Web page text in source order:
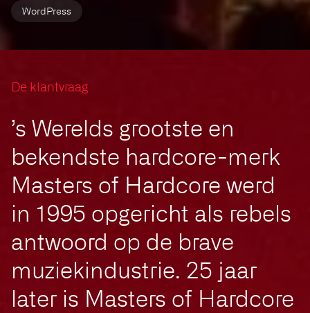
WordPress
De klantvraag
’s Werelds grootste en
bekendste hardcore-merk
Masters of Hardcore werd
in 1995 opgericht als rebels
antwoord op de brave
muziekindustrie. 25 jaar
later is Masters of Hardcore